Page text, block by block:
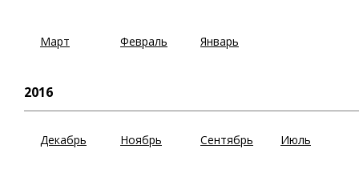
Март Февраль Январь
2016
Декабрь Ноябрь Сентябрь Июль